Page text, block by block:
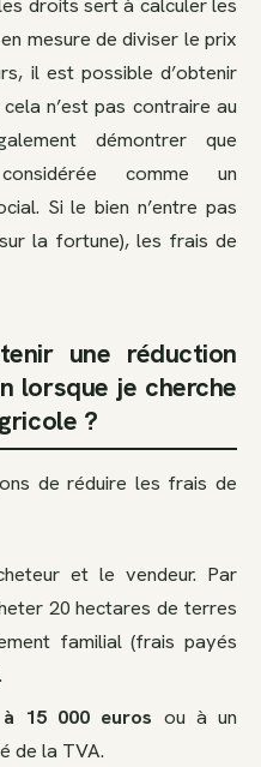
mesure de diviser le prix
il est possible d’obtenir
n’est pas contraire au
démontrer que
comme un
Si le bien n’entre pas
la fortune), les frais de
une réduction
lorsque je cherche
?
de réduire les frais de
et le vendeur. Par
20 hectares de terres
familial (frais payés
15 000 euros ou à un
de la TVA.